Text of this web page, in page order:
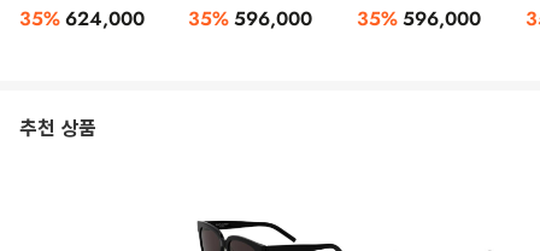
35%624,000 35%596,000 35%596,000
추천 상품